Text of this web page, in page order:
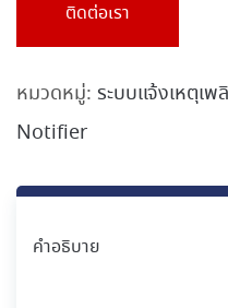
ติดต่อเรา
หมวดหมู่: ระบบแจ้งเหตุเ
Notifier
คำอธิบาย